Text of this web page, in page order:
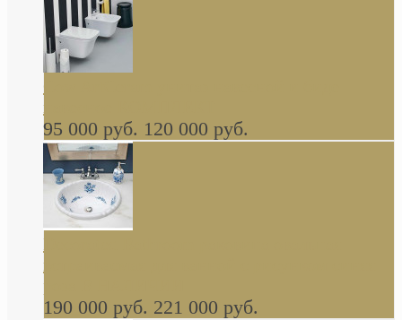
навесное КОМПЛЕКТ
95 000 руб. 120 000 руб.
Decorated Bathroom раковина овальная
встраиваемая для ванной с рисунком синяя
роза В НАЛИЧИИ
190 000 руб. 221 000 руб.